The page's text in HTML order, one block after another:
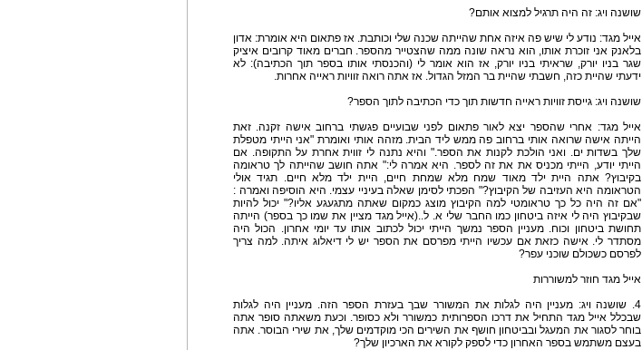
שושנה ויג: זה היה תרגיל למצוא אותם?
אייל מגד: נודע לי שיש פה איזה אחת שהייתה שכנה שלי וכותבת. אז פתאום היא אומרת: אדון
בלאנק אני זוכרת אותו, הוא נראה שונה ממה שהצטייר מהספר. חברים מאוד קרובים איציק
שגר בניו יורק, שראיתי בניו יורק, אז הוא אומר לי (והכנסתי אותו בספר תוך הכתיבה): לא
ידעתי שהיית כזה, חשבתי שהיית בר המזל הגדול. אז אתה רואה זוויות ראייה אחרות.
שושנה ויג: גייסת זוויות ראייה חדשות תוך כדי הכתיבה לתוך הספר?
אייל מגד: אחרי שהספר יצא לאור פתאום לפני שבועיים פגשתי ברחוב אישה זקנה. זאת
הייתה אישה שרואה אותי ברחוב פה ממש ליד הבית. מזהה אותי ואומרת "אני הייתי מטפלת
שלך בשדות ים. ואני הולכת לקנות את הספר." והיא נתנה לי זווית אחרת על התקופה. אם
הייתי יודע, הייתי מכניס את את זה לספר. היא אמרה לי:" אתה חושב שהייתה לך טראומה
בקיבוץ? אתה היית ילד מאוד שמח מלא שמחת חיים, היית ילד מלא חיים. תגיד אולי
הטראומה היא העזיבה של הקיבוץ?" הפכתי לסימן שאלה בעיניי עצמי. היא הוסיפה ואמרה :
"אם זה היה כל כך טראומטי למה הקיבוץ מוצג כמקום שאתה מתגעגע אליו?" יכול להיות
שבקיבוץ היה לי איזה ביטחון כמו החבר שלי א. ל..(אייל מגד מציין את שמו כך בספר) הייתה
תחושת ביטחון וכוח. מעניין הספר נמשך הייתי יכול לכתוב אותו עד יומי אחרון. הכול היה
מסתדר לי. אישה כזאת אם עכשיו הייתי מפרסם את הספר יש לי דיאלוג איתה. למה צריך
לפרסם כשכולם שוכני עפר?
אייל מגד חוזר למשוררות
4. שושנה ויג: מעניין היה לגלות את המשורר שבך בעזרת הספר הזה. מעניין היה לגלות
שבכלל אייל מגד התחיל את דרכו הספרותית כמשורר ולא כסופר. וכעת משאתה סופר אתה
בוחר לסגור את המעגל ובביטחון חושף את השירים הכי מוקדמים שלך, את שירי הבוסר. אתה
בעצם משתמש בספר האחרון כדי לספק לקורא את הארכיון שלך?